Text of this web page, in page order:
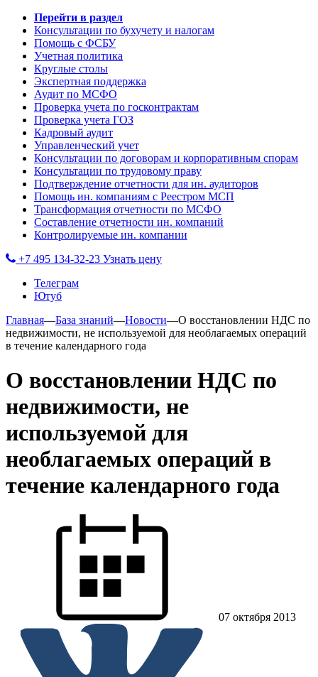
Перейти в раздел
Консультации по бухучету и налогам
Помощь с ФСБУ
Учетная политика
Круглые столы
Экспертная поддержка
Аудит по МСФО
Проверка учета по госконтрактам
Проверка учета ГОЗ
Кадровый аудит
Управленческий учет
Консультации по договорам и корпоративным спорам
Консультации по трудовому праву
Подтверждение отчетности для ин. аудиторов
Помощь ин. компаниям с Реестром МСП
Трансформация отчетности по МСФО
Составление отчетности ин. компаний
Контролируемые ин. компании
+7 495 134-32-23 Узнать цену
Телеграм
Ютуб
Главная—База знаний—Новости—О восстановлении НДС по
недвижимости, не используемой для необлагаемых операций
в течение календарного года
О восстановлении НДС по
недвижимости, не
используемой для
необлагаемых операций в
течение календарного года
07 октября 2013